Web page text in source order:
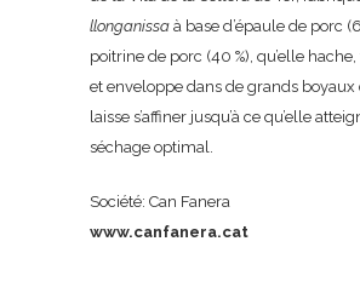
llonganissa à base d’épaule de porc
poitrine de porc (40 %), qu’elle
et enveloppe dans de grands boyaux
laisse s’affiner jusqu’à ce qu’elle
séchage optimal.
Société: Can Fanera
www.canfanera.cat